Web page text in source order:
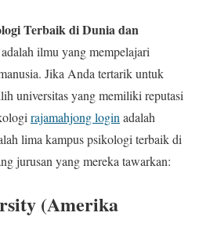
Terbaik di Dunia dan
ilmu yang mempelajari
Jika Anda tertarik untuk
universitas yang memiliki reputasi
rajamahjong login adalah
lima kampus psikologi terbaik di
jurusan yang mereka tawarkan:
(Amerika